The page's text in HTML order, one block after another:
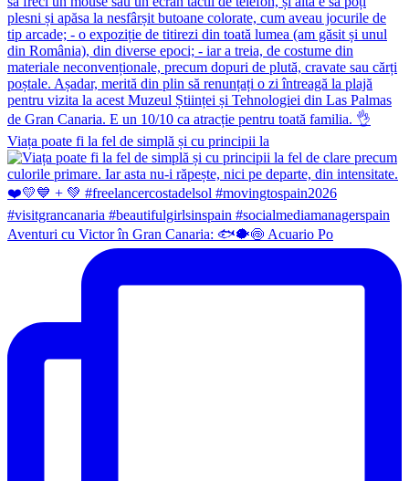
Viața poate fi la fel de simplă și cu principii la
Aventuri cu Victor în Gran Canaria: 🐟🐡🍥 Acuario Po